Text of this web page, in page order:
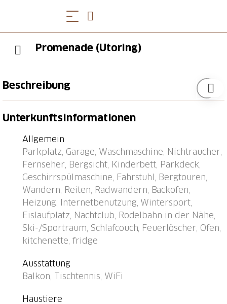
Promenade (Utoring)
Beschreibung
m vom Zentrum, ruhige Lage. Im Hause:
Skiraum, Zentralheizung, Waschmaschine (zur
Mitbenutzung). Zufahrt bis zum Haus (Bergstrasse).
Im Winter bitte Schneeketten mitbringen, im Winter
4x4 empfohlen. Parkplatz (beschränkte Anzahl,
extra) beim Haus, Gemeinschaftsgarage (extra),
öffentliches Parkhaus in 800 m. Einkaufsgeschäft 500
m, Bushaltestelle "Arosa, Rathaus" 400 m, Bahnstation
"Arosa" 1 km. Skisportanlagen, Skipisten,
Schlittelbahn 500 m. Hauslieferdienst möglich.
Schöne Wanderwege direkt vor dem Haus. Achtung:
beschränkte Anzahl Parkmöglichkeiten! Parkplatz
oder Garagenplatz müssen zwingend vorgängig
beim Schlüsselhalter reserviert werden: Parkplatz
Unterkunftsinformationen
Allgemein
Parkplatz, Garage, Waschmaschine, Nichtraucher,
Fernseher, Bergsicht, Kinderbett, Parkdeck,
Geschirrspülmaschine, Fahrstuhl, Bergtouren,
Wandern, Reiten, Radwandern, Backofen,
Heizung, Internetbenutzung, Wintersport,
Eislaufplatz, Nachtclub, Rodelbahn in der Nähe,
Ski-/Sportraum, Schlafcouch, Feuerlöscher, Ofen,
kitchenette, fridge
Ausstattung
Balkon, Tischtennis, WiFi
Haustiere